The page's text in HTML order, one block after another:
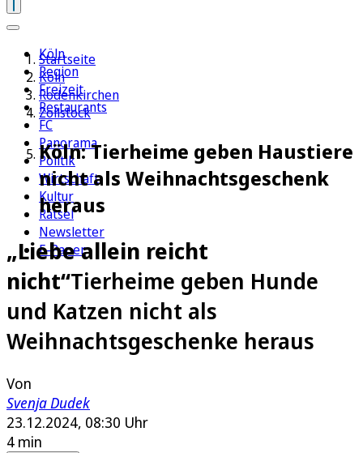
Köln
Region
Freizeit
Restaurants
FC
Panorama
Politik
Wirtschaft
Kultur
Rätsel
Newsletter
E-Paper
Startseite
Köln
Rodenkirchen
Zollstock
Köln: Tierheime geben Haustiere
nicht als Weihnachtsgeschenk
heraus
„Liebe allein reicht
nicht“Tierheime geben Hunde
und Katzen nicht als
Weihnachtsgeschenke heraus
Von
Svenja Dudek
23.12.2024, 08:30 Uhr
4 min